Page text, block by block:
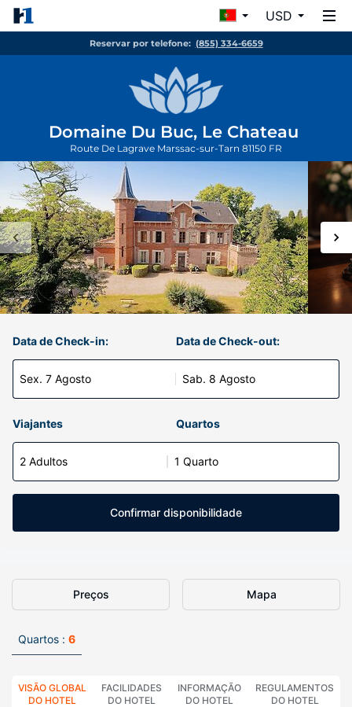
USD
Reservar por telefone: (855) 334-6659
Domaine Du Buc, Le Chateau
Route De Lagrave Marssac-sur-Tarn 81150 FR
Data de Check-in:
Sex. 7 Agosto
Data de Check-out:
Sab. 8 Agosto
Viajantes Quartos
2 Adultos 1 Quarto
Confirmar disponibilidade
Preços Mapa
Quartos : 6
VISÃO GLOBAL
DO HOTEL
FACILIDADES
DO HOTEL
INFORMAÇÃO
DO HOTEL
REGULAMENTOS
DO HOTEL